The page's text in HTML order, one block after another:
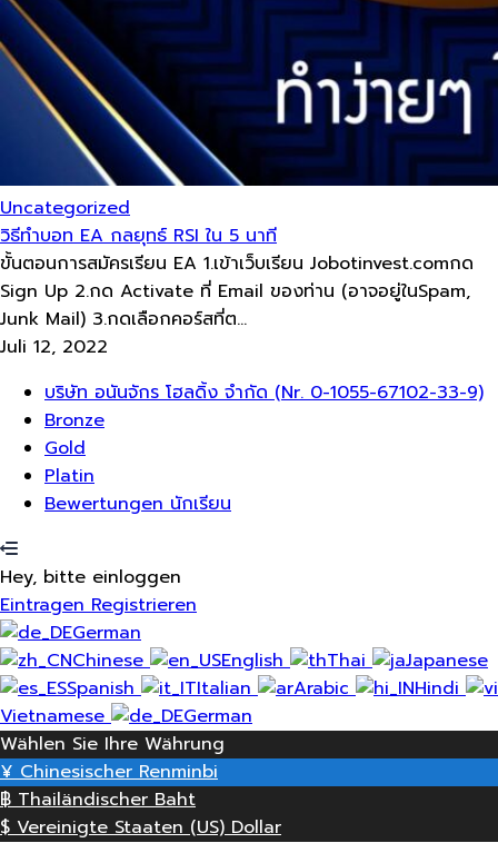
Uncategorized
วิธีทำบอท EA กลยุทธ์ RSI ใน 5 นาที
ขั้นตอนการสมัครเรียน EA 1.เข้าเว็บเรียน Jobotinvest.comกด
Sign Up 2.กด Activate ที่ Email ของท่าน (อาจอยู่ในSpam,
Junk Mail) 3.กดเลือกคอร์สที่ต...
Juli 12, 2022
Menüบริษัท อนันจักร โฮลดิ้ง จำกัด (Nr. 0-1055-67102-33-9)
Bronze
Gold
Platin
Bewertungen นักเรียน
Hey, bitte einloggen
Eintragen Registrieren
German
Chinese
English Thai
Japanese
Spanish
Italian Arabic
Hindi
Vietnamese
German
Wählen Sie Ihre Währung
¥ Chinesischer Renminbi
฿ Thailändischer Baht
$ Vereinigte Staaten (US) Dollar